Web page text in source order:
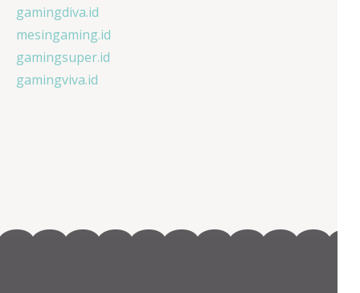
gamingdiva.id
mesingaming.id
gamingsuper.id
gamingviva.id